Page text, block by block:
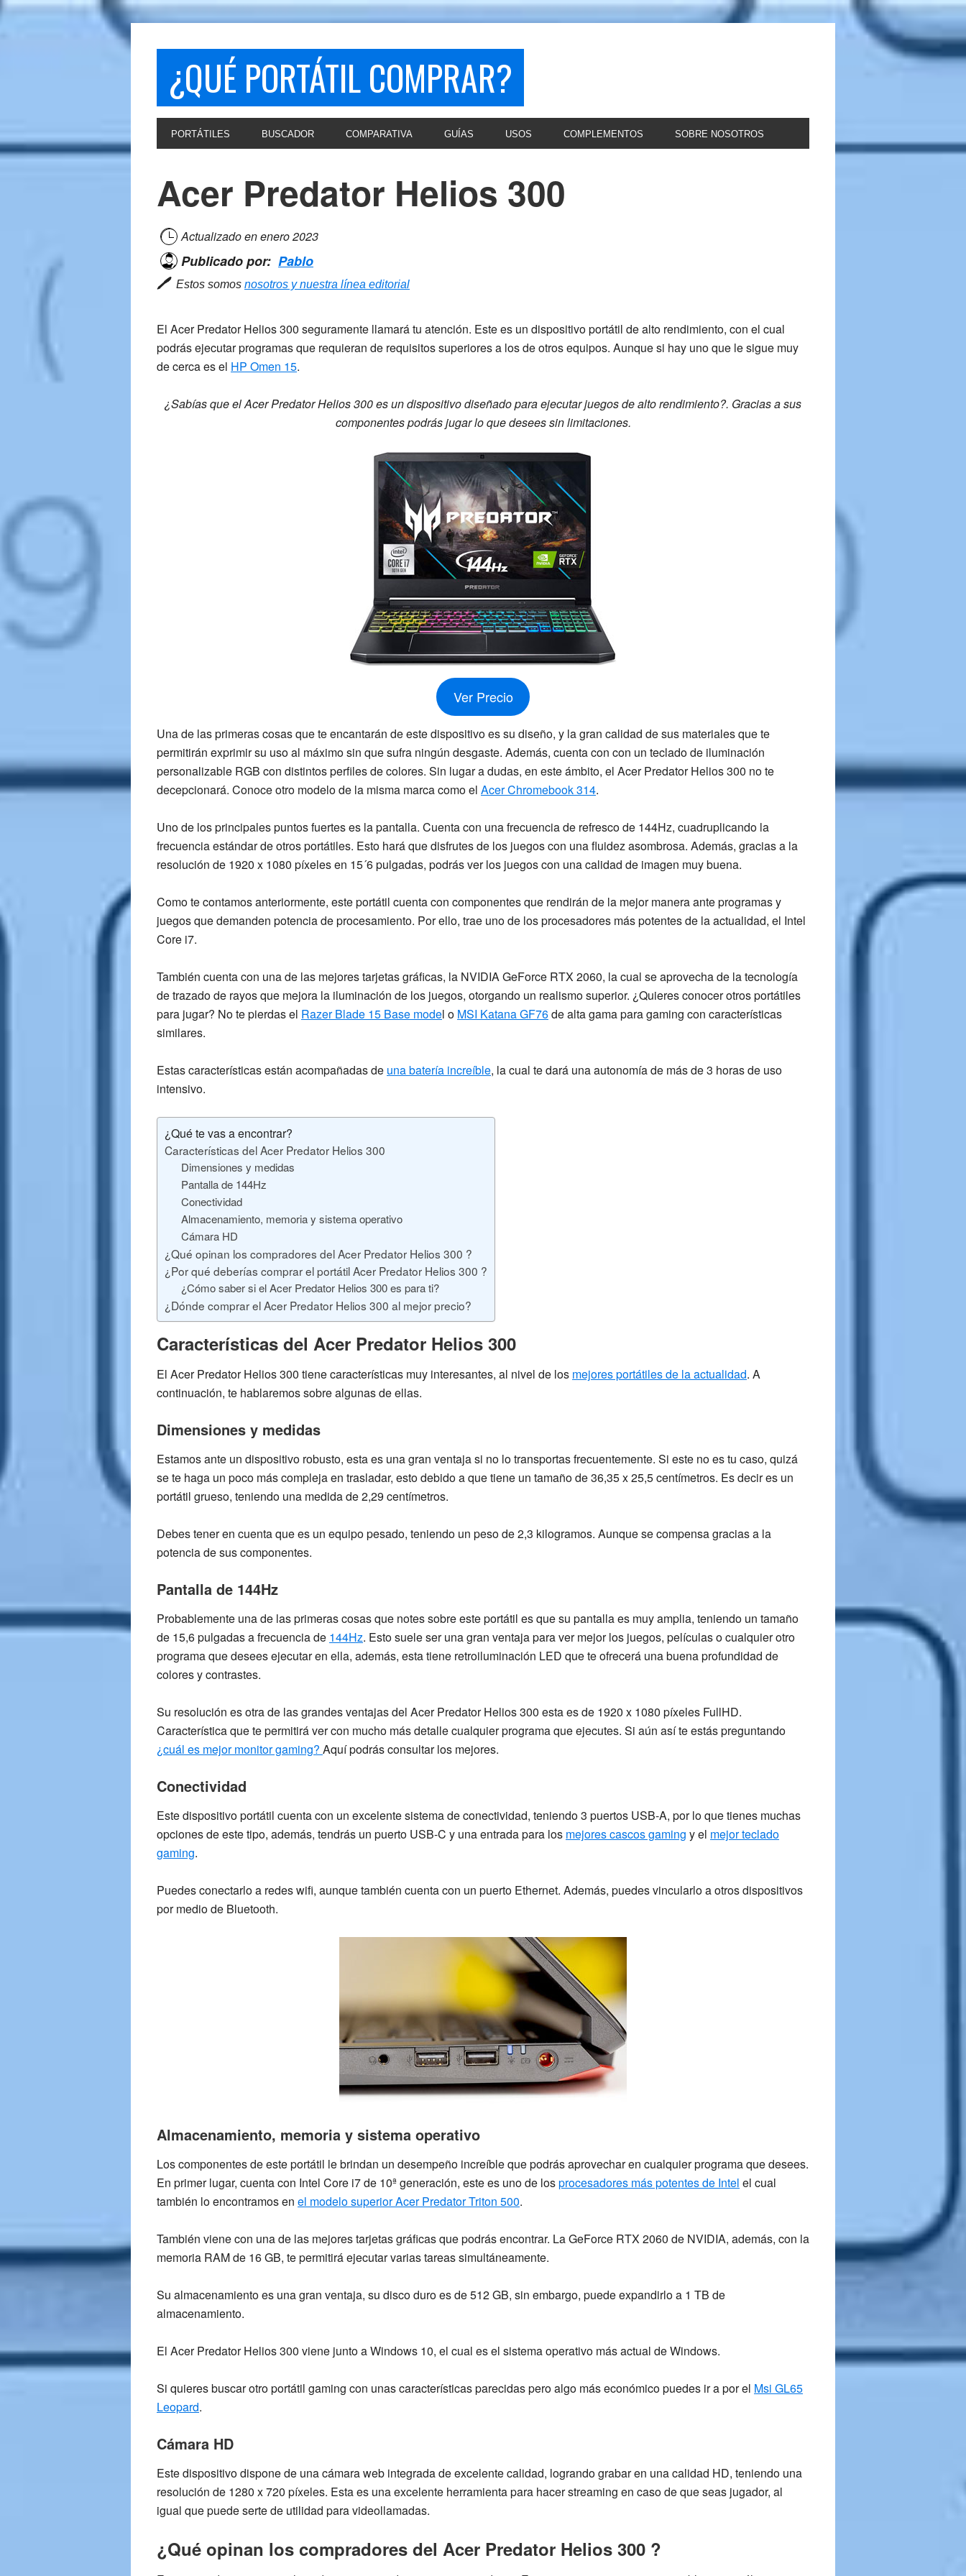
Skip
to
primary
Skip
to
¿QUÉ PORTÁTIL COMPRAR?
PORTÁTILES BUSCADOR COMPARATIVA GUÍAS USOS COMPLEMENTOS SOBRE NOSOTROS
Acer Predator Helios 300
Actualizado enenero 2023
Publicado por: Pablo
🖊 Estos somos nosotros y nuestra línea editorial
El Acer Predator Helios 300 seguramente llamará tu atención. Este es un dispositivo portátil de alto rendimiento, con el cual
podrás ejecutar programas que requieran de requisitos superiores a los de otros equipos. Aunque si hay uno que le sigue muy
de cerca es el HP Omen 15.
¿Sabías que el Acer Predator Helios 300 es un dispositivo diseñado para ejecutar juegos de alto rendimiento?. Gracias a sus
componentes podrás jugar lo que desees sin limitaciones.
Ver Precio
Una de las primeras cosas que te encantarán de este dispositivo es su diseño, y lagran calidad de sus materialesque te
permitirán exprimir su uso al máximo sin que sufra ningún desgaste. Además, cuenta con con un teclado de iluminación
personalizable RGB con distintos perfiles de colores. Sin lugar a dudas, en este ámbito, el Acer Predator Helios 300 no te
decepcionará. Conoce otro modelo de la misma marca como el Acer Chromebook 314.
Uno de los principales puntos fuertes es la pantalla. Cuenta con unafrecuencia de refresco de 144Hz, cuadruplicando la
frecuencia estándar de otros portátiles. Esto hará que disfrutes de los juegos con una fluidez asombrosa. Además, gracias a la
resolución de 1920 x 1080 píxelesen 15´6 pulgadas, podrás ver los juegos con una calidad de imagen muy buena.
Como te contamos anteriormente, este portátil cuenta con componentes que rendirán de la mejor manera ante programas y
juegos que demanden potencia de procesamiento. Por ello, trae uno de los procesadores más potentes de la actualidad, el Intel
Core i7.
También cuenta con una de las mejores tarjetas gráficas, la NVIDIA GeForce RTX 2060, la cual se aprovecha de la tecnología
detrazado de rayosque mejora la iluminación de los juegos, otorgando un realismo superior. ¿Quieres conocer otros portátiles
para jugar? No te pierdas el Razer Blade 15 Base model o MSI Katana GF76de alta gama para gaming con características
similares.
Estas características están acompañadas de una batería increíble, la cual te dará una autonomía de más de3 horas de uso
intensivo.
¿Qué te vas a encontrar?
Características del Acer Predator Helios 300
Dimensiones y medidas
Pantalla de 144Hz
Conectividad
Almacenamiento, memoria y sistema operativo
Cámara HD
¿Qué opinan los compradores del Acer Predator Helios 300 ?
¿Por qué deberías comprar el portátil Acer Predator Helios 300 ?
¿Cómo saber si el Acer Predator Helios 300 es para ti?
¿Dónde comprar el Acer Predator Helios 300 al mejor precio?
Características del Acer Predator Helios 300
El Acer Predator Helios 300 tiene características muy interesantes, al nivel de los mejores portátiles de la actualidad. A
continuación, te hablaremos sobre algunas de ellas.
Dimensiones y medidas
Estamos ante un dispositivo robusto, esta es una gran ventaja si no lo transportas frecuentemente. Si este no es tu caso, quizá
se te haga un poco más compleja en trasladar, esto debido a que tiene un tamaño de36,35 x 25,5 centímetros. Es decir es un
portátil grueso, teniendo una medida de 2,29 centímetros.
Debes tener en cuenta que es un equipo pesado, teniendo un peso de 2,3 kilogramos. Aunque se compensa gracias a la
potencia de sus componentes.
Pantalla de 144Hz
Probablemente una de las primeras cosas que notes sobre este portátil es que su pantalla es muy amplia, teniendo un tamaño
de 15,6 pulgadas a frecuencia de 144Hz. Esto suele ser una gran ventaja para ver mejor los juegos, películas o cualquier otro
programa que desees ejecutar en ella, además, esta tiene retroiluminación LED que te ofrecerá una buena profundidad de
colores y contrastes.
Su resolución es otra de las grandes ventajas del Acer Predator Helios 300 esta es de 1920 x 1080 píxeles FullHD.
Característica que te permitirá ver con mucho más detalle cualquier programa que ejecutes. Si aún así te estás preguntando
¿cuál es mejor monitor gaming? Aquí podrás consultar los mejores.
Conectividad
Este dispositivo portátil cuenta con un excelente sistema de conectividad, teniendo3 puertos USB-A, por lo que tienes muchas
opciones de este tipo, además, tendrás un puerto USB-C y una entrada para los mejores cascos gaming y el mejor teclado
gaming.
Puedes conectarlo a redes wifi, aunque también cuenta con un puerto Ethernet. Además, puedes vincularlo a otros dispositivos
por medio de Bluetooth.
Almacenamiento, memoria y sistema operativo
Los componentes de este portátil le brindan un desempeño increíble que podrás aprovechar en cualquier programa que desees.
En primer lugar, cuenta con Intel Core i7 de 10ª generación, este es uno de losprocesadores más potentes de Intel el cual
también lo encontramos en el modelo superior Acer Predator Triton 500.
También viene con una de las mejores tarjetas gráficas que podrás encontrar. LaGeForce RTX 2060 de NVIDIA, además, con la
memoria RAM de 16 GB, te permitirá ejecutar varias tareas simultáneamente.
Su almacenamiento es una gran ventaja, su disco duro es de 512 GB, sin embargo, puede expandirlo a 1 TB de
almacenamiento.
El Acer Predator Helios 300 viene junto a Windows 10, el cual es el sistema operativo más actual de Windows.
Si quieres buscar otro portátil gaming con unas características parecidas pero algo más económico puedes ir a por el Msi GL65
Leopard.
Cámara HD
Este dispositivo dispone de unacámara web integradade excelente calidad, logrando grabar en unacalidad HD, teniendo una
resolución de 1280 x 720 píxeles. Esta es una excelente herramienta para hacer streaming en caso de que seas jugador, al
igual que puede serte de utilidad para videollamadas.
¿Qué opinan los compradores del Acer Predator Helios 300 ?